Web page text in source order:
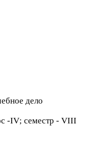
дело
-IV; семестр - VIII